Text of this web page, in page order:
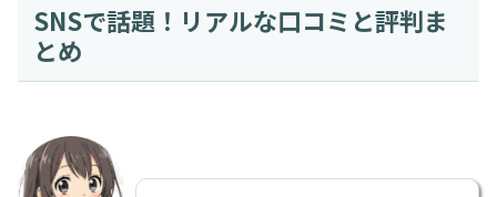
SNSで話題！リアルな口コミと評判ま
とめ